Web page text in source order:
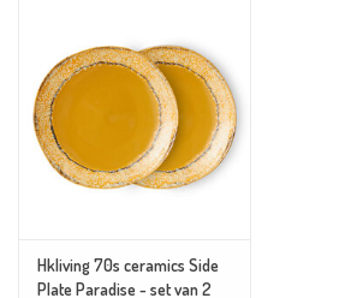
Hkliving 70s ceramics Side
Plate Paradise - set van 2